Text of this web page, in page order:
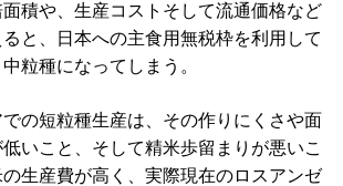
積や、生産コストそして流通価格など
と、日本への主食用無税枠を利用して
粒種になってしまう。
の短粒種生産は、その作りにくさや面
いこと、そして精米歩留まりが悪いこ
生産費が高く、実際現在のロスアンゼ